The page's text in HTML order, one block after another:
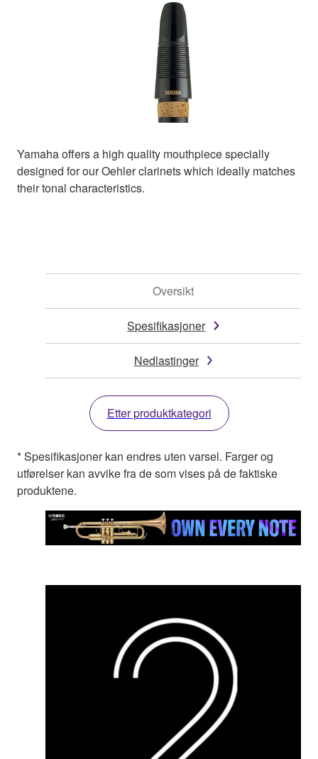
Yamaha offers a high quality mouthpiece specially
designed for our Oehler clarinets which ideally matches
their tonal characteristics.
Oversikt
Spesifikasjoner
Nedlastinger
Etter produktkategori
* Spesifikasjoner kan endres uten varsel. Farger og
utførelser kan avvike fra de som vises på de faktiske
produktene.